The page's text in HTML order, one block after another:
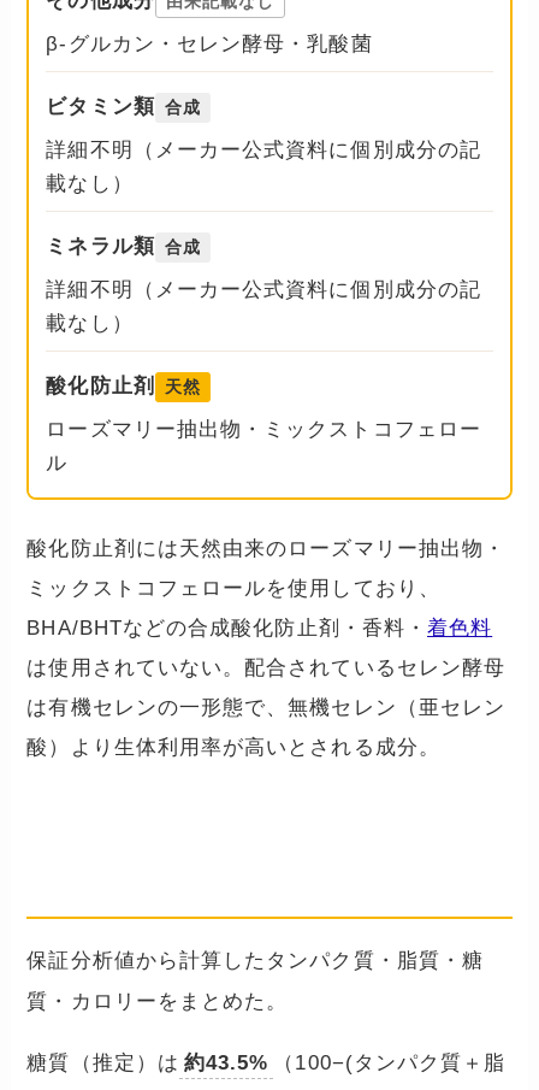
β-グルカン・セレン酵母・乳酸菌
ビタミン類 合成
詳細不明（メーカー公式資料に個別成分の記
載なし）
ミネラル類 合成
詳細不明（メーカー公式資料に個別成分の記
載なし）
酸化防止剤 天然
ローズマリー抽出物・ミックストコフェロー
ル
酸化防止剤には天然由来のローズマリー抽出物・
ミックストコフェロールを使用しており、
BHA/BHTなどの合成酸化防止剤・香料・ 着色料
は使用されていない。配合されているセレン酵母
は有機セレンの一形態で、無機セレン（亜セレン
酸）より生体利用率が高いとされる成分。
保証分析値から計算したタンパク質・脂質・糖
質・カロリーをまとめた。
糖質（推定）は 約43.5%
（100−(タンパク質＋脂